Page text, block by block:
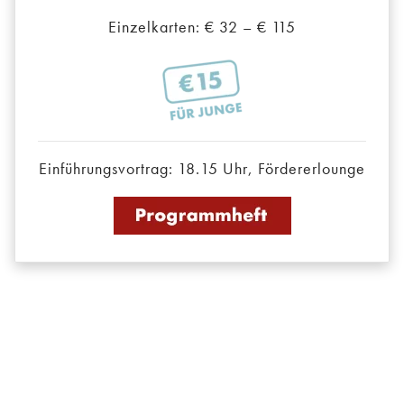
Einzelkarten: € 32 – € 115
Einführungsvortrag: 18.15 Uhr, Fördererlounge